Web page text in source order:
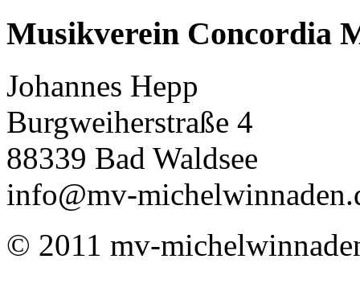
Musikverein Concordia
Johannes Hepp
Burgweiherstraße 4
88339 Bad Waldsee
info@mv-
© 2011 mv-